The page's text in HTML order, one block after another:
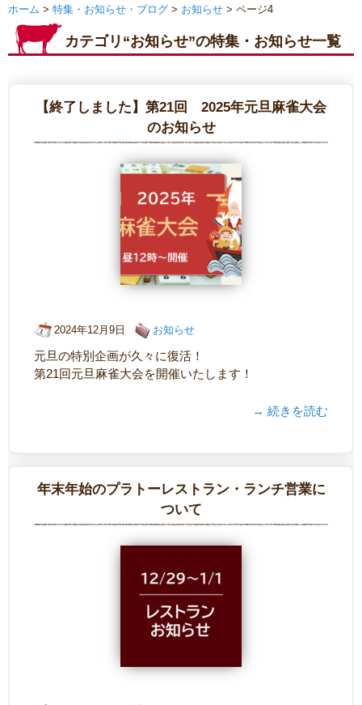
ホーム > 特集・お知らせ・ブログ > お知らせ > ページ4
カテゴリ“お知らせ”の特集・お知らせ一覧
【終了しました】第21回 2025年元旦麻雀大会
のお知らせ
2024年12月9日 お知らせ
元旦の特別企画が久々に復活！
第21回元旦麻雀大会を開催いたします！
→ 続きを読む
年末年始のプラトーレストラン・ランチ営業に
ついて